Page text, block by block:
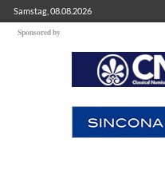
Samstag, 08.08.2026
Sponsored by